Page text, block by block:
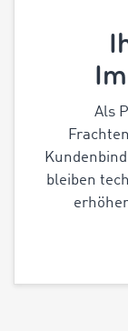
Als
bleiben